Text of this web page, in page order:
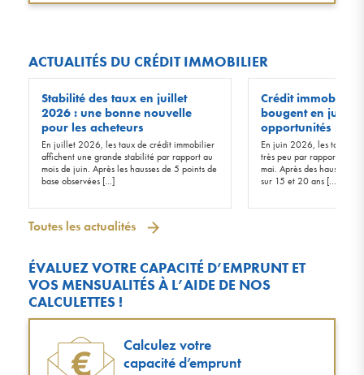
ACTUALITÉS DU CRÉDIT IMMOBILIER
Stabilité des taux en juillet
2026 : une bonne nouvelle
pour les acheteurs
En juillet 2026, les taux de crédit immobilier
affichent une grande stabilité par rapport au
mois de juin. Après les hausses de 5 points de
base observées […]
Crédit immobilier
bougent en juin
opportunités !
En juin 2026, les taux
très peu par rapport à
mai. Après des hausses
sur 15 et 20 ans […]
Toutes les actualités
ÉVALUEZ VOTRE CAPACITÉ D’EMPRUNT ET
VOS MENSUALITÉS À L’AIDE DE NOS
CALCULETTES !
Calculez votre
capacité d’emprunt